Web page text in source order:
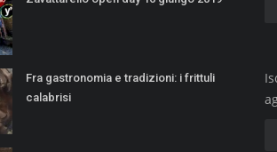
Fra gastronomia e tradizioni: i frittuli
calabrisi